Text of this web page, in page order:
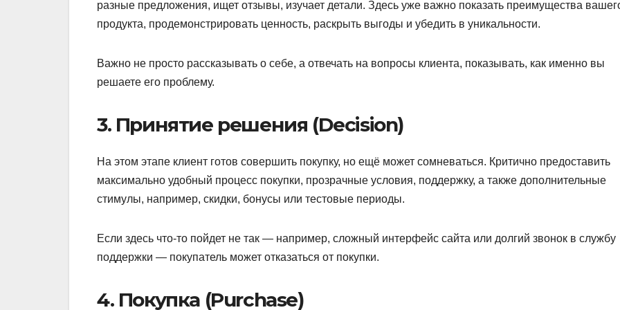
разные предложения, ищет отзывы, изучает детали. Здесь уже важно показать преимущества
продукта, продемонстрировать ценность, раскрыть выгоды и убедить в уникальности.
Важно не просто рассказывать о себе, а отвечать на вопросы клиента, показывать, как именно вы
решаете его проблему.
3. Принятие решения (Decision)
На этом этапе клиент готов совершить покупку, но ещё может сомневаться. Критично предоставить
максимально удобный процесс покупки, прозрачные условия, поддержку, а также дополнительные
стимулы, например, скидки, бонусы или тестовые периоды.
Если здесь что-то пойдет не так — например, сложный интерфейс сайта или долгий звонок в службу
поддержки — покупатель может отказаться от покупки.
4. Покупка (Purchase)